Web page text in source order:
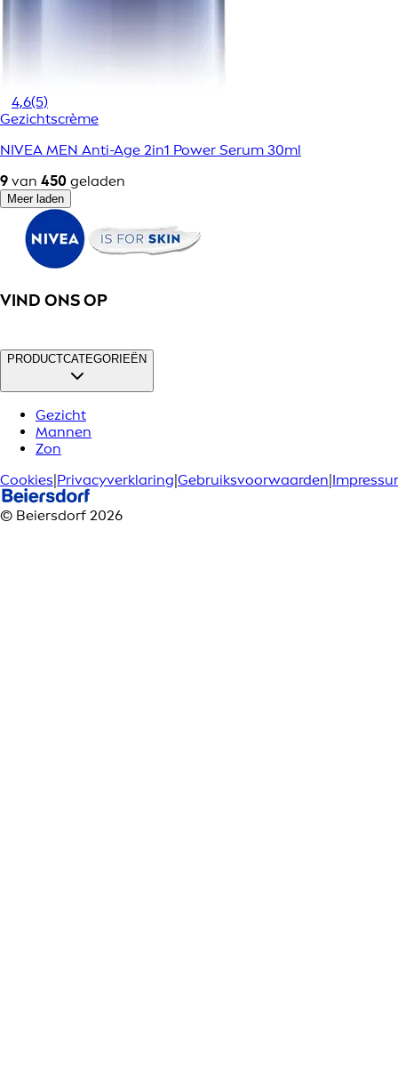
4,6(5)
Gezichtscrème
NIVEA MEN Anti-Age 2in1 Power Serum 30ml
9 van 450 geladen
Meer laden
VIND ONS OP
PRODUCTCATEGORIEËN
Gezicht
Mannen
Zon
Cookies Privacyverklaring Gebruiksvoorwaarden
© Beiersdorf 2026